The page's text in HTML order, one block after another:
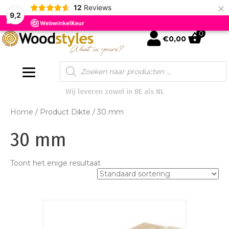
9,2
12 Reviews ×
mijn account
€0,00
0
Products
search
Wij leveren zowel in BE als NL
Home / Product Dikte / 30 mm
30 mm
Toont het enige resultaat